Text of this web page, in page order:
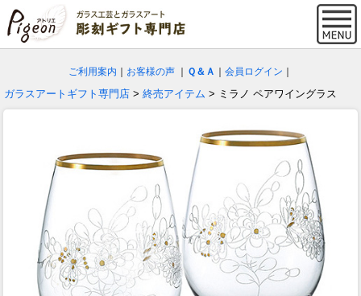
ご利用案内 お客様の声 Ｑ＆Ａ 会員ログイン
ガラスアートギフト専門店 > 終売アイテム > ミラノ ペアワイングラス